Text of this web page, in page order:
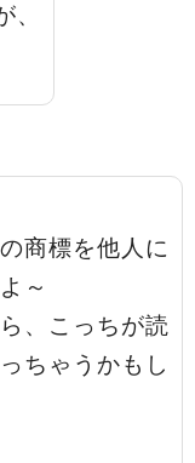
商標を他人に
～
、こっちが読
ちゃうかもし